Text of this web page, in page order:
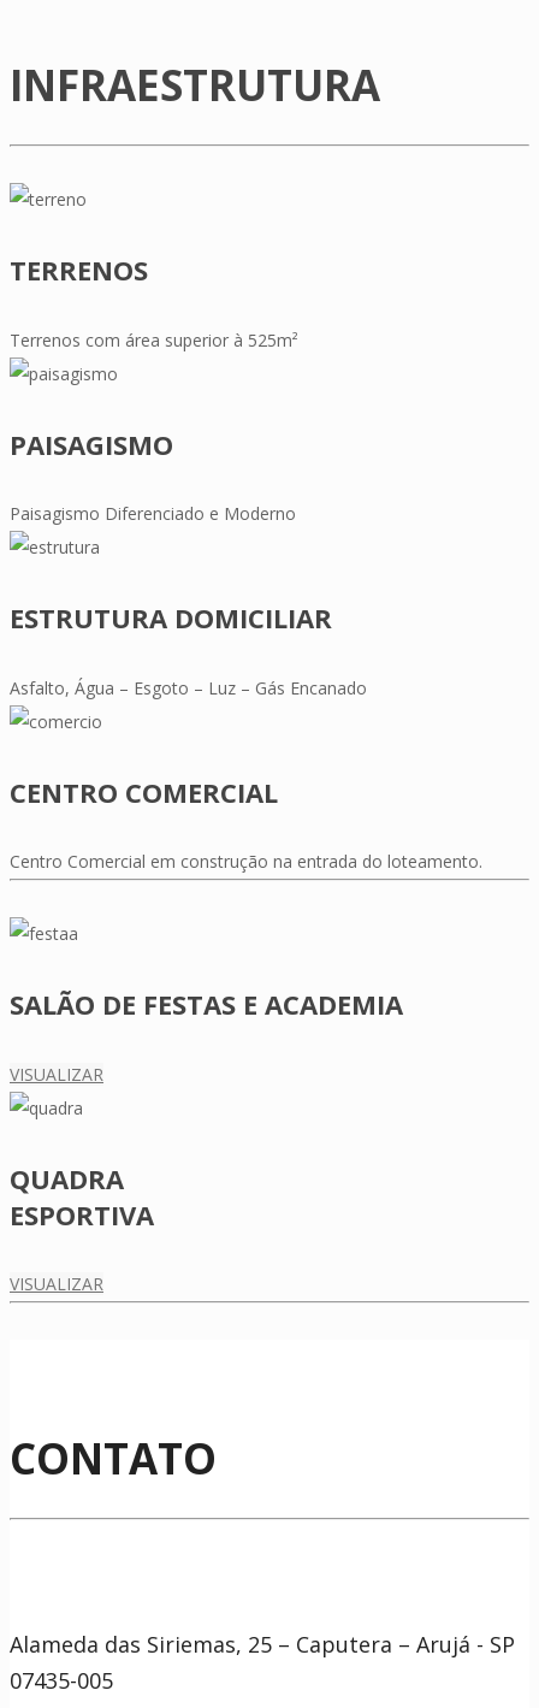
INFRAESTRUTURA
TERRENOS
Terrenos com área superior à 525m²
PAISAGISMO
Paisagismo Diferenciado e Moderno
ESTRUTURA DOMICILIAR
Asfalto, Água – Esgoto – Luz – Gás Encanado
CENTRO COMERCIAL
Centro Comercial em construção na entrada do loteamento.
SALÃO DE FESTAS E ACADEMIA
VISUALIZAR
QUADRA
ESPORTIVA
VISUALIZAR
CONTATO
Alameda das Siriemas, 25 – Caputera – Arujá - SP
07435-005